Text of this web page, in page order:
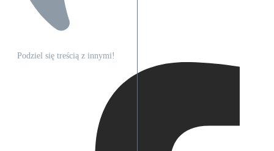
Podziel się treścią z innymi!